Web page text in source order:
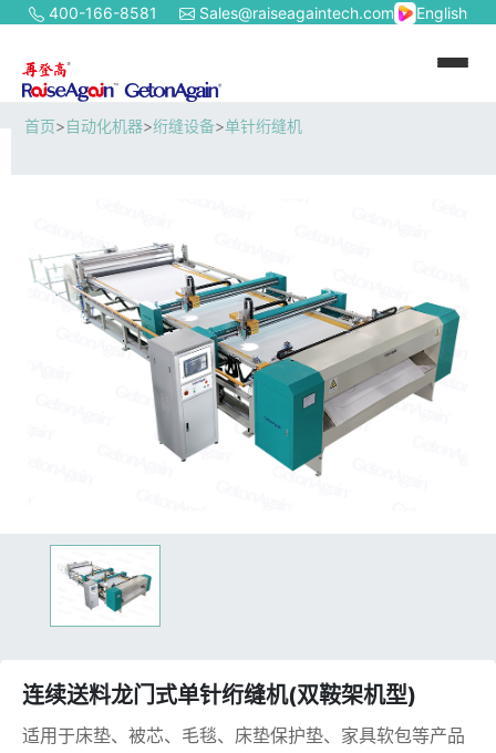
400-166-8581 Sales@raiseagaintech.com English
首页>自动化机器>绗缝设备>单针绗缝机
连续送料龙门式单针绗缝机(双鞍架机型)
适用于床垫、被芯、毛毯、床垫保护垫、家具软包等产品